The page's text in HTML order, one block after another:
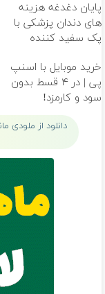
پایان دغدغه هزینه
های دندان پزشکی با
پک سفید کننده
خرید موبایل با اسنپ
پی | در ۴ قسط بدون
سود و کارمزد!
دانلود از ملودی